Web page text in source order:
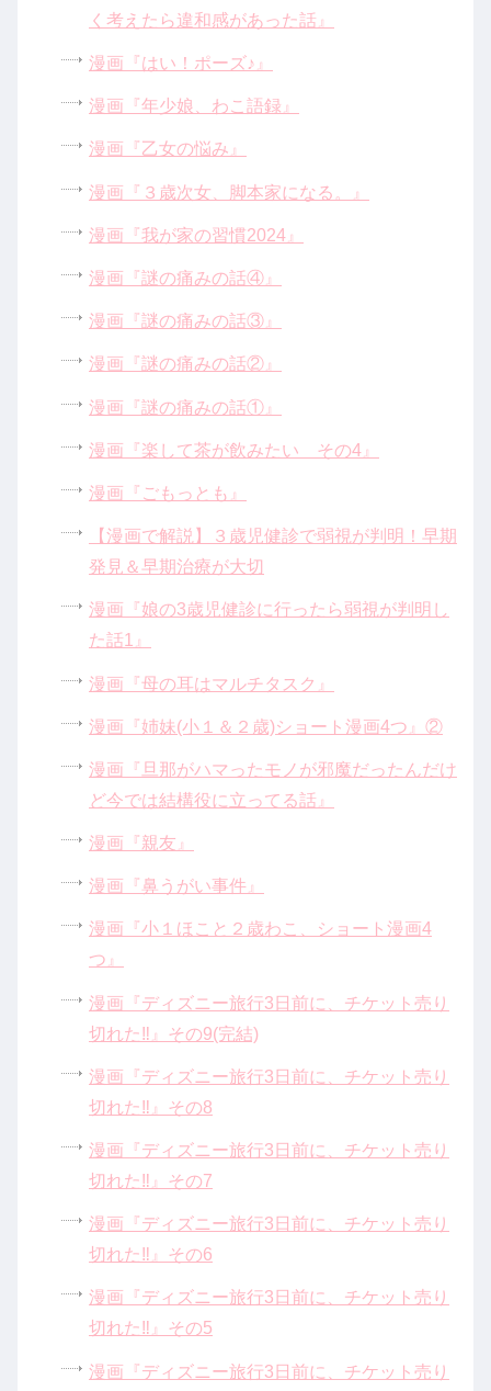
く考えたら違和感があった話』
漫画『はい！ポーズ♪』
漫画『年少娘、わこ語録』
漫画『乙女の悩み』
漫画『３歳次女、脚本家になる。』
漫画『我が家の習慣2024』
漫画『謎の痛みの話④』
漫画『謎の痛みの話③』
漫画『謎の痛みの話②』
漫画『謎の痛みの話①』
漫画『楽して茶が飲みたい その4』
漫画『ごもっとも』
【漫画で解説】３歳児健診で弱視が判明！早期
発見＆早期治療が大切
漫画『娘の3歳児健診に行ったら弱視が判明し
た話1』
漫画『母の耳はマルチタスク』
漫画『姉妹(小１＆２歳)ショート漫画4つ』②
漫画『旦那がハマったモノが邪魔だったんだけ
ど今では結構役に立ってる話』
漫画『親友』
漫画『鼻うがい事件』
漫画『小１ほこと２歳わこ、ショート漫画4
つ』
漫画『ディズニー旅行3日前に、チケット売り
切れた‼』その9(完結)
漫画『ディズニー旅行3日前に、チケット売り
切れた‼』その8
漫画『ディズニー旅行3日前に、チケット売り
切れた‼』その7
漫画『ディズニー旅行3日前に、チケット売り
切れた‼』その6
漫画『ディズニー旅行3日前に、チケット売り
切れた‼』その5
漫画『ディズニー旅行3日前に、チケット売り